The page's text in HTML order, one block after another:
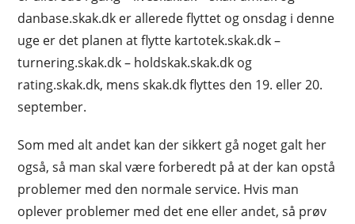
danbase.skak.dk er allerede flyttet og onsdag i denne
uge er det planen at flytte kartotek.skak.dk –
turnering.skak.dk – holdskak.skak.dk og
rating.skak.dk, mens skak.dk flyttes den 19. eller 20.
september.
Som med alt andet kan der sikkert gå noget galt her
også, så man skal være forberedt på at der kan opstå
problemer med den normale service. Hvis man
oplever problemer med det ene eller andet, så prøv